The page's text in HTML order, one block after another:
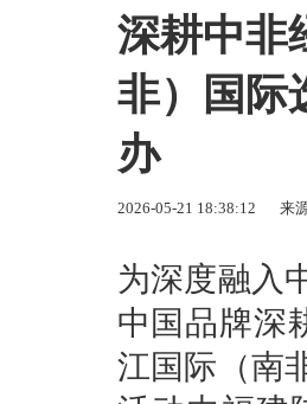
深耕中非
非）国际
办
2026-05-21 18:38:12 来
为深度融入
中国品牌深
江国际（南